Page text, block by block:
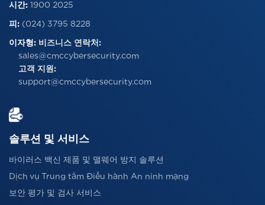
시간: 1900 2025
피: (024) 3795 8228
이자형: 비즈니스 연락처:
sales@cmccybersecurity.com
고객 지원:
support@cmccybersecurity.com
솔루션 및 서비스
바이러스 백신 제품 및 맬웨어 방지 솔루션
Dịch vụ Trung tâm Điều hành An ninh mạng
보안 평가 및 검사 서비스